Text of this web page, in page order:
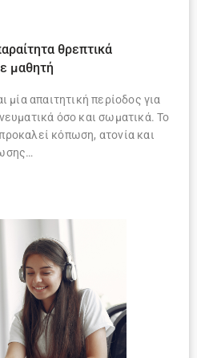
θρεπτικά
μαθητή
μία απαιτητική περίοδος για
όσο και σωματικά. Το
κόπωση, ατονία και